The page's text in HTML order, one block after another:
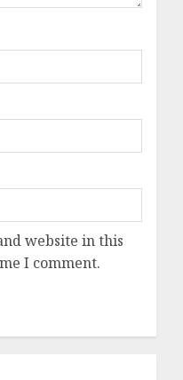
website in this
I comment.